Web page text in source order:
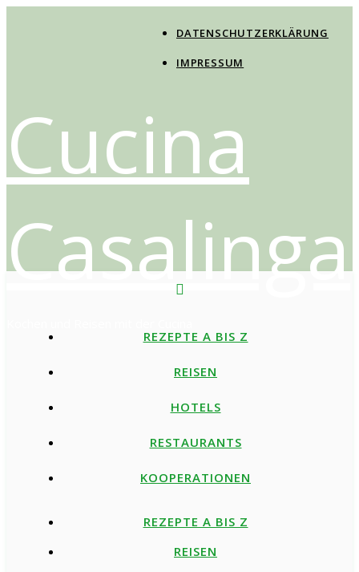
DATENSCHUTZERKLÄRUNG
IMPRESSUM
Cucina
Casalinga
REZEPTE A BIS Z
REISEN
HOTELS
RESTAURANTS
KOOPERATIONEN
REZEPTE A BIS Z
REISEN